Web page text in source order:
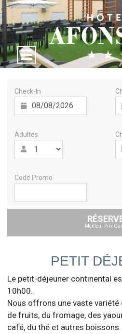
Check-In
Adultes
Code Promo
Meilleur Prix
PETIT
Le petit-déjeuner continental
10h00.
Nous offrons une vaste variété
de fruits, du fromage, des
café, du thé et autres boissons.